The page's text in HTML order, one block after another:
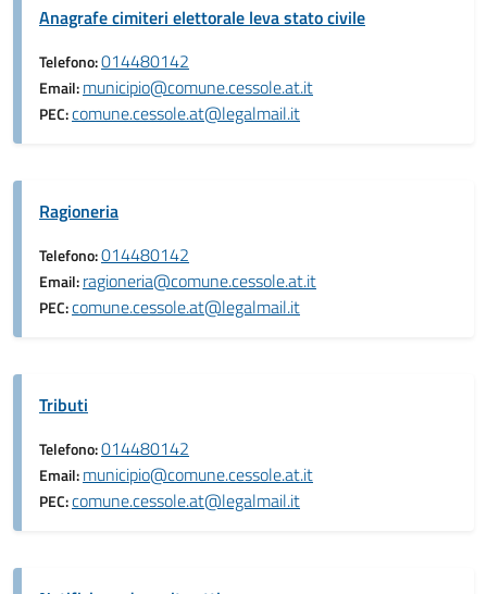
Anagrafe cimiteri elettorale leva stato civile
Telefono:014480142
Email:municipio@comune.cessole.at.it
PEC:comune.cessole.at@legalmail.it
Ragioneria
Telefono:014480142
Email:ragioneria@comune.cessole.at.it
PEC:comune.cessole.at@legalmail.it
Tributi
Telefono:014480142
Email:municipio@comune.cessole.at.it
PEC:comune.cessole.at@legalmail.it